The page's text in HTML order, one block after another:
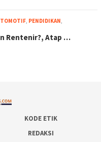
, PENDIDIKAN,
Rentenir?, Atap …
KODE ETIK
REDAKSI